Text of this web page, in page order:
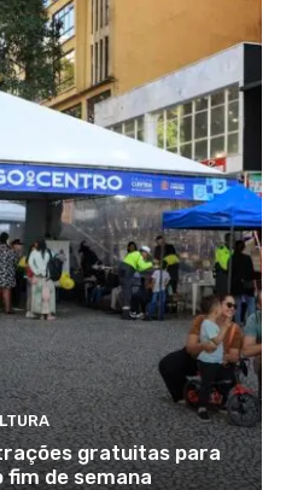
gratuitas para
de semana